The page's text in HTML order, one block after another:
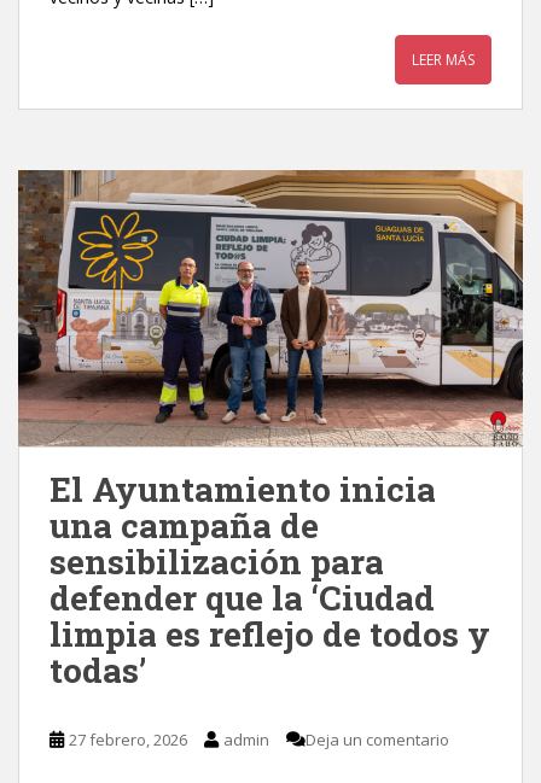
LEER MÁS
El Ayuntamiento inicia
una campaña de
sensibilización para
defender que la ‘Ciudad
limpia es reflejo de todos y
todas’
27 febrero, 2026 admin Deja un comentario